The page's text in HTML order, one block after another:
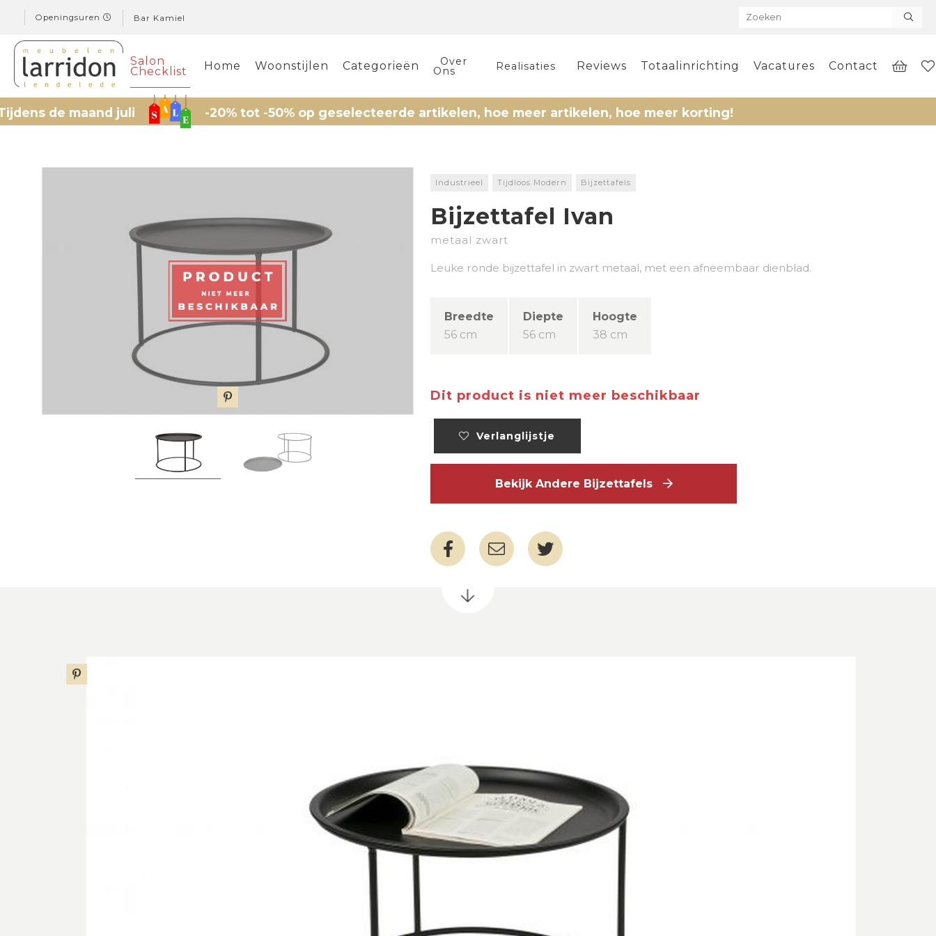
Openingsuren Bar Kamiel
Salon
Checklist Home Woonstijlen Categorieën Over
Ons Realisaties Reviews Totaalinrichting Vacatures Contact
de maand juli -20% tot -50% op geselecteerde artikelen, hoe meer artikelen, hoe meer korting!
Industrieel Tijdloos Modern Bijzettafels
Bijzettafel Ivan
metaal zwart
Leuke ronde bijzettafel in zwart metaal, met een afneembaar dienblad.
Breedte
56 cm
Diepte
56 cm
Hoogte
38 cm
Dit product is niet meer beschikbaar
Verlanglijstje
Bekijk Andere Bijzettafels